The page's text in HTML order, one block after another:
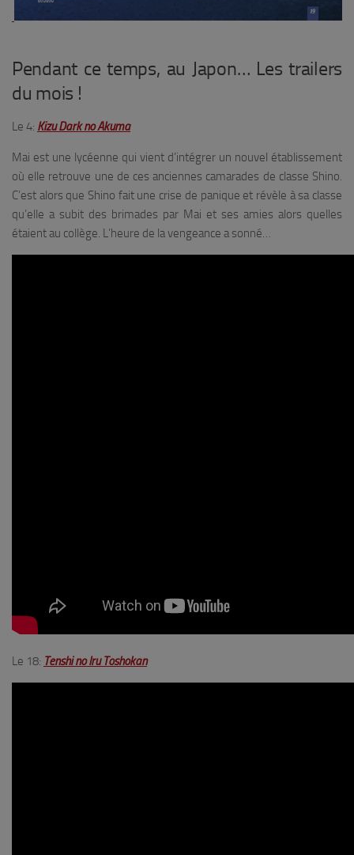
Pendant ce temps, au Japon… Les trailers
du mois !
Le 4: Kizu Dark no Akuma
Mai est une lycéenne qui vient d’intégrer un nouvel établissement
où elle retrouve une de ces anciennes camarades de classe Shino.
C’est alors que Shino fait une crise de panique et révèle à sa classe
qu’elle a subit des brimades par Mai et ses amies alors quelles
étaient au collège. L’heure de la vengeance a sonné…
Le 18: Tenshi no Iru Toshokan